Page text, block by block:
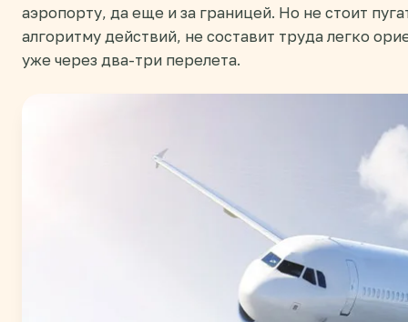
аэропорту, да еще и за границей. Но не стоит
алгоритму действий, не составит труда легко
уже через два-три перелета.